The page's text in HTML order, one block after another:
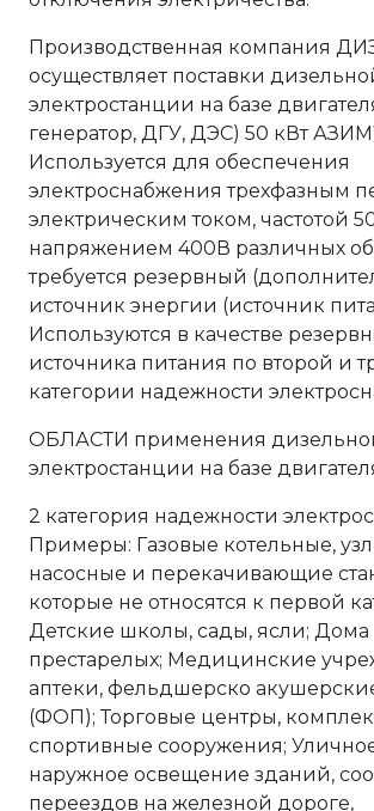
Производственная компания
осуществляет поставки
электростанции на базе
генератор, ДГУ, ДЭС) 50 кВт
Используется для обеспечения
электроснабжения трехфазным
электрическим током, частотой
напряжением 400В различных
требуется резервный
источник энергии (источник
Используются в качестве
источника питания по второй и
категории надежности
ОБЛАСТИ применения
электростанции на базе
2 категория надежности
Примеры: Газовые котельные,
насосные и перекачивающие
которые не относятся к первой
Детские школы, сады, ясли; Дома
престарелых; Медицинские
аптеки, фельдшерско
(ФОП); Торговые центры,
спортивные сооружения;
наружное освещение зданий,
переездов на железной дороге,